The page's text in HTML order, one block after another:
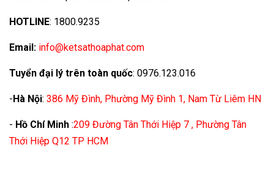
HOTLINE: 1800.9235
Email: info@ketsathoaphat.com
Tuyển đại lý trên toàn quốc: 0976.123.016
-Hà Nội: 386 Mỹ Đình, Phường Mỹ Đình 1, Nam Từ Liêm HN
- Hồ Chí Minh :209 Đường Tân Thới Hiệp 7 , Phường Tân
Thới Hiệp Q12 TP HCM